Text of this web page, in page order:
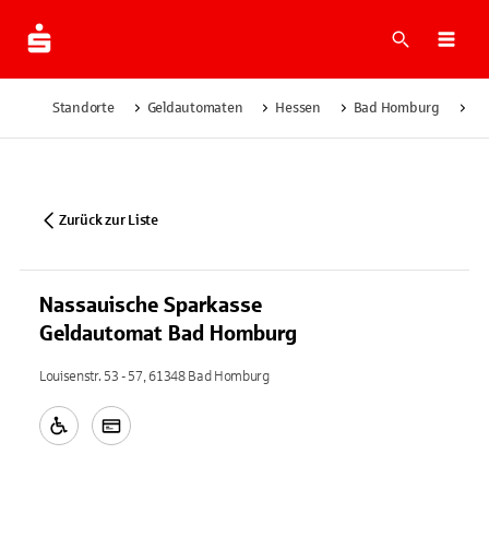
Suche
Standorte Geldautomaten Hessen Bad Homburg
Zurück zur Liste
Nassauische Sparkasse
Geldautomat Bad Homburg
Louisenstr. 53 - 57, 61348 Bad Homburg